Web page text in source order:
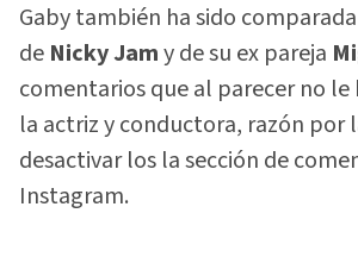
Gaby también ha sido
de Nicky Jamy de su ex pareja
comentarios que al parecer no le
la actriz y conductora, razón por
desactivar los la sección de
Instagram.